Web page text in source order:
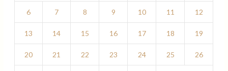
6 7 8 9 10 11 12
13 14 15 16 17 18 19
20 21 22 23 24 25 26